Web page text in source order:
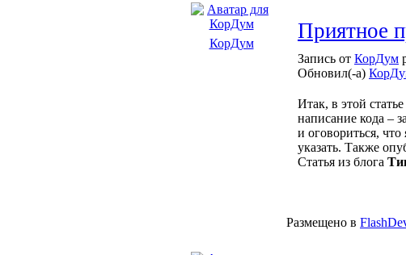
КорДум
Приятное
Запись от КорДум
Обновил(-а)
Итак, в этой
написание кода –
и оговориться,
указать. Также
Статья из блога
Размещено в